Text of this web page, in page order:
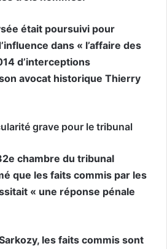
était poursuivi pour
dans « l’affaire des
d’interceptions
avocat historique Thierry
grave pour le tribunal
chambre du tribunal
que les faits commis par les
« une réponse pénale
les faits commis sont